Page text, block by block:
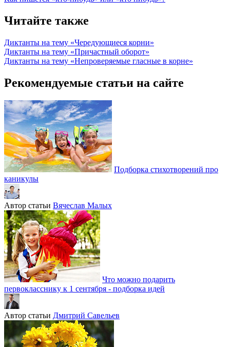
Читайте также
Диктанты на тему «Чередующиеся корни»
Диктанты на тему «Причастный оборот»
Диктанты на тему «Непроверяемые гласные в корне»
Рекомендуемые статьи на сайте
Подборка стихотворений про
каникулы
Автор статьи Вячеслав Малых
Что можно подарить
первокласснику к 1 сентября - подборка идей
Автор статьи Дмитрий Савельев